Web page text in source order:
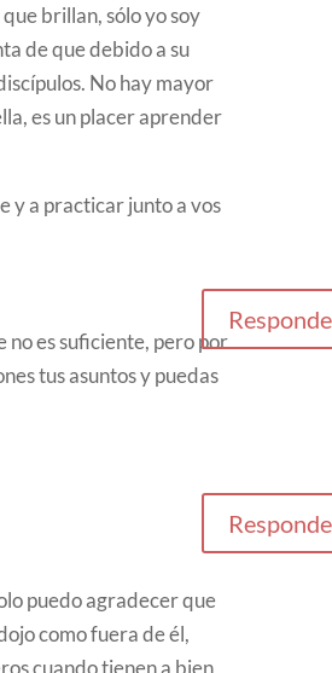
brillan, sólo yo soy
de que debido a su
No hay mayor
es un placer aprender
y a practicar junto a vos
no es suficiente, pero por
tus asuntos y puedas
puedo agradecer que
como fuera de él,
cuando tienen a bien